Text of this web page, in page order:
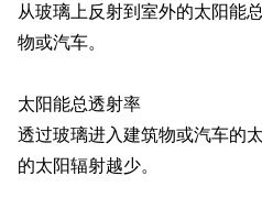
从玻璃上反射到室外的太阳能
物或汽车。
太阳能总透射率
透过玻璃进入建筑物或汽车的
的太阳辐射越少。